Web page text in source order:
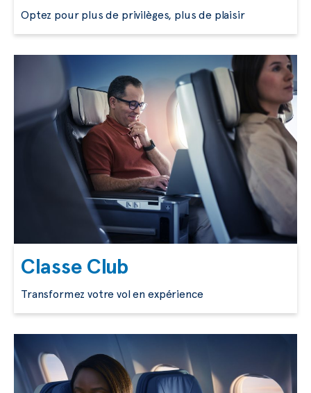
Optez pour plus de privilèges, plus de plaisir
Classe Club
Transformez votre vol en expérience